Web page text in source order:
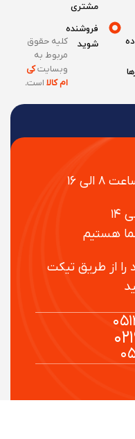
طریق تیکت
مشتری
فروشنده
شوید
کلیه حقوق
مربوط به
وبسایتکی
ام کالااست.